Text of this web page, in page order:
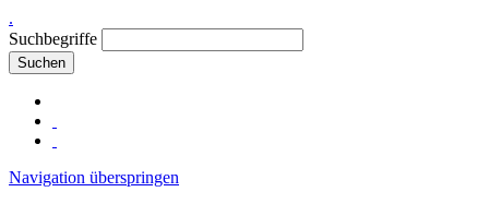
.
Suchbegriffe
Suchen
Navigation überspringen